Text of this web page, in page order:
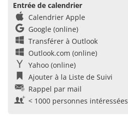
Entrée de calendrier
Calendrier Apple
Google (online)
Transférer à Outlook
Outlook.com (online)
Yahoo (online)
Ajouter à la Liste de Suivi
Rappel par mail
< 1000 personnes intéressées